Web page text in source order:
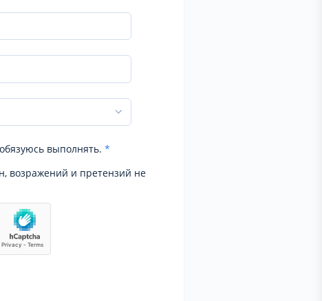
выполнять. *
возражений и претензий не